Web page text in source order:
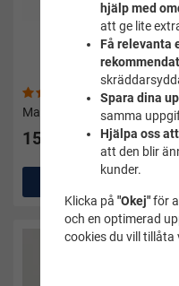
(1)
Magnet delfin blå
15 kr
hjälp med
att ge lite
Få relevanta
Spara dina
samma
Hjälpa oss
att den blir
kunder.
Klicka på "Okej"för
och en optimerad
cookies du vill tillåta